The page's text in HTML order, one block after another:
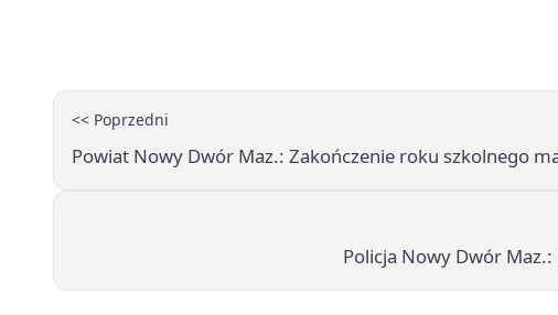
<< Poprzedni
Powiat Nowy Dwór Maz.: Zakończenie roku szkolnego
Policja Nowy Dwór